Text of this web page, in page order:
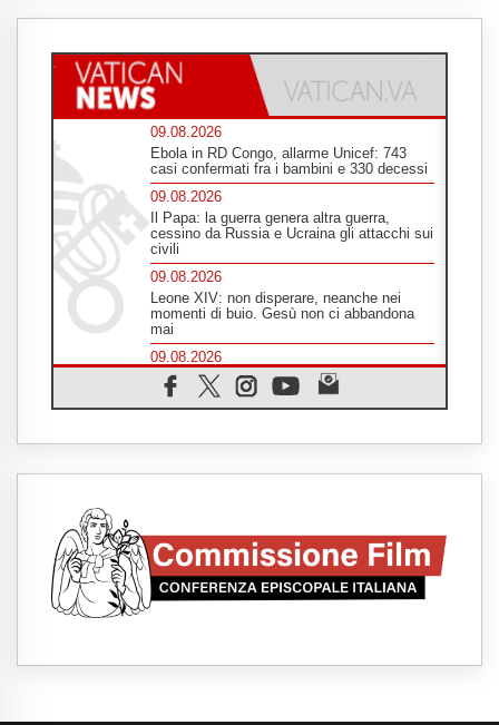
09.08.2026
Ebola in RD Congo, allarme Unicef: 743
casi confermati fra i bambini e 330 decessi
09.08.2026
Il Papa: la guerra genera altra guerra,
cessino da Russia e Ucraina gli attacchi sui
civili
09.08.2026
Leone XIV: non disperare, neanche nei
momenti di buio. Gesù non ci abbandona
mai
09.08.2026
Drammatica escalation del conflitto tra
Russia e Ucraina
Tra Tolkien e Leone, un convegno su
09.08.2026
Indonesia, un dollaro per la costruzione di
219 Chiese